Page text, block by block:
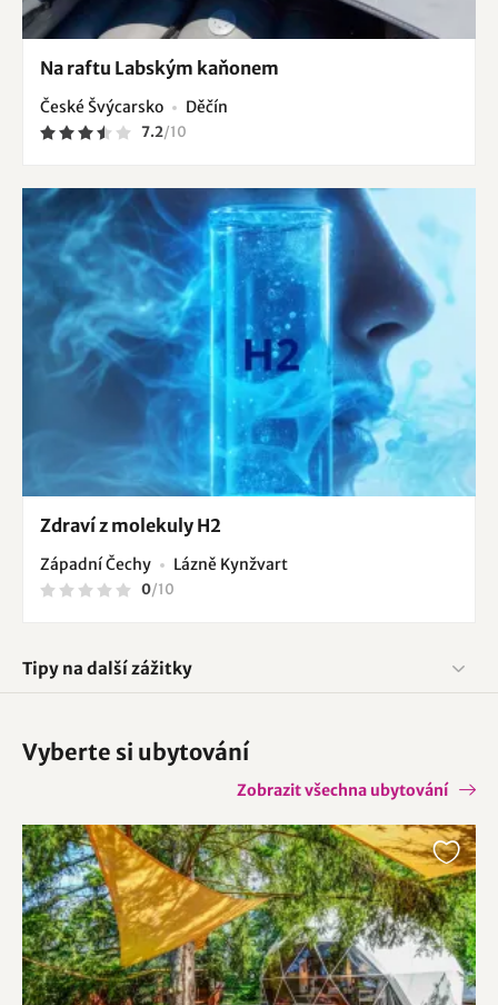
Na raftu Labským kaňonem
České Švýcarsko Děčín
7.2/10
Zdraví z molekuly H2
Západní Čechy Lázně Kynžvart
0/10
Tipy na další zážitky
Vyberte si ubytování
Zobrazit všechna ubytování